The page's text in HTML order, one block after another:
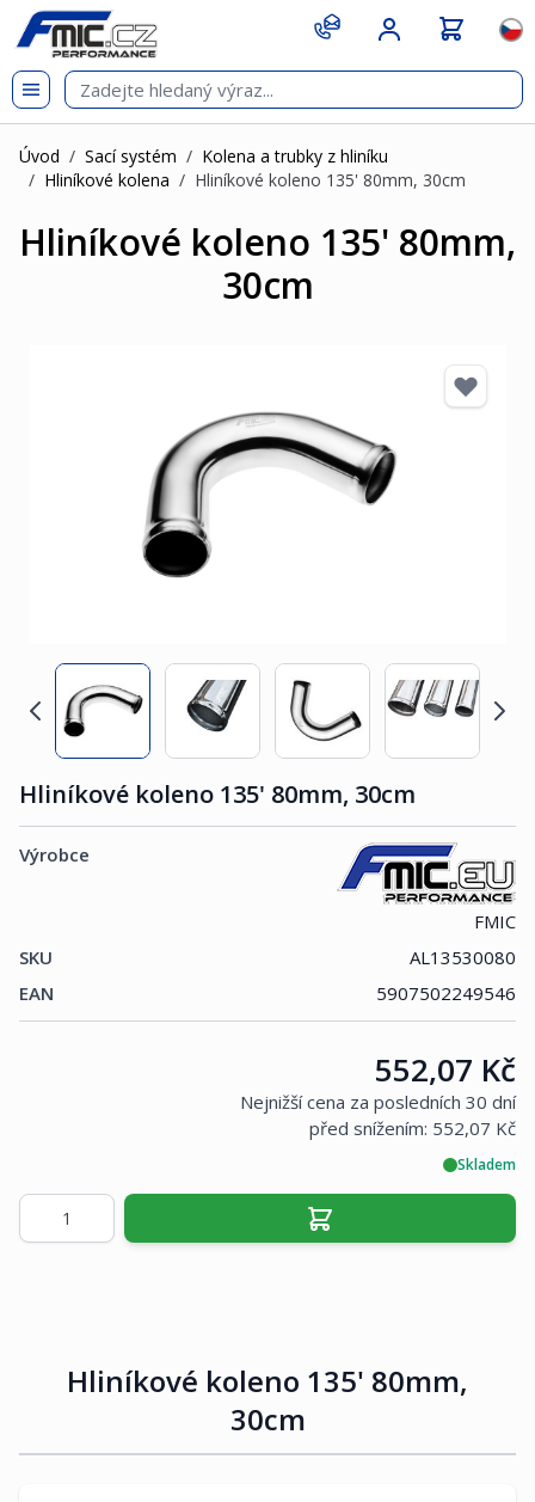
Přejít na obsah
git s
Úvod / Sací systém / Kolena a trubky z hliníku
/ Hliníkové kolena / Hliníkové koleno 135' 80mm, 30cm
Hliníkové koleno 135' 80mm,
30cm
Hliníkové koleno 135' 80mm, 30cm
Výrobce
FMIC
SKU
AL13530080
EAN
5907502249546
Cena:
552,07 Kč
Nejnižší cena za posledních 30 dní
před snížením: 552,07 Kč
Skladem
Množství
Hliníkové koleno 135' 80mm,
30cm